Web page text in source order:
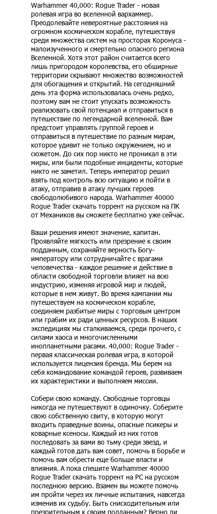
Warhammer 40,000: Rogue Trader - новая
ролевая игра во вселенной вархаммер.
Преодолевайте невероятные расстояния на
огромном космическом корабле, путешествуя
среди множества систем на просторах Коронуса -
малоизученного и смертельно опасного региона
Вселенной. Хотя этот район считается всего
лишь пригородом королевства, его обширные
территории скрывают множество возможностей
для обогащения и открытий. На сегодняшний
день эта форма использовалась очень редко,
поэтому вам не стоит упускать возможность
реализовать свой потенциал и отправиться в
путешествие по легендарной вселенной. Вам
предстоит управлять группой героев и
отправиться в путешествие по разным мирам,
которое удивит не только окружением, но и
сюжетом. До сих пор никто не проникал в эти
миры, или были подобные инциденты, которые
никто не заметил. Теперь император решил
взять под контроль всю ситуацию и пойти в
атаку, отправив в атаку лучших героев
свободолюбивого народа. Warhammer 40000
Rogue Trader скачать торрент на русском на ПК
от Механиков вы сможете бесплатно уже сейчас.
Ваши решения имеют значение, капитан.
Проявляйте мягкость или презрение к своим
подданным, сохраняйте верность Богу-
императору или сотрудничайте с врагами
человечества - каждое решение и действие в
области свободной торговли влияет на всю
индустрию, изменяя игровой мир и людей,
которые в нем живут. Во время кампании мы
путешествуем на космическом корабле,
соединяем разбитые миры с торговым центром
или грабим их ради ценных ресурсов. В наших
экспедициях мы сталкиваемся, среди прочего, с
силами хаоса и многочисленными
инопланетными расами. 40,000: Rogue Trader -
первая классическая ролевая игра, в которой
используется лицензия бренда. Мы берем на
себя командование командой героев, развиваем
их характеристики и выполняем миссии.
Собери свою команду. Свободные торговцы
никогда не путешествуют в одиночку. Соберите
свою собственную свиту, в которую могут
входить праведные воины, опасные псикеры и
коварные ксеносы. Каждый из них готов
последовать за вами во тьму среди звезд, и
каждый готов дать вам совет, помочь в борьбе и
помочь вам обрести еще больше власти и
влияния. А пока спешите Warhammer 40000
Rogue Trader скачать торрент на PC на русском
последнюю версию. Взамен вы можете помочь
им пройти через их личные испытания, навсегда
изменив их судьбу. Быть снисходительным или
презрительным к своим подданным? Верно ли